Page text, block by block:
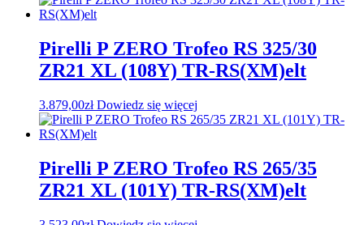
Pirelli P ZERO Trofeo RS 325/30
ZR21 XL (108Y) TR-RS(XM)elt
3.879,00zł Dowiedz się więcej
Pirelli P ZERO Trofeo RS 265/35
ZR21 XL (101Y) TR-RS(XM)elt